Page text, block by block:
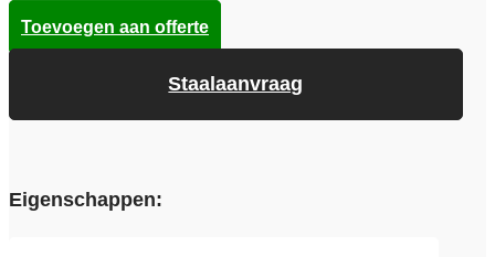
Staalaanvraag
Toevoegen aan offerte
Eigenschappen: